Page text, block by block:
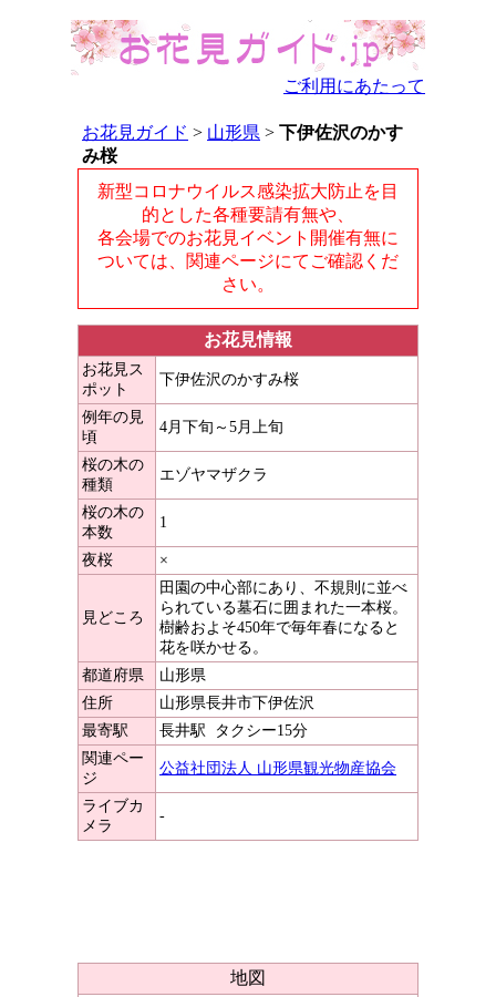
ご利用にあたって
お花見ガイド > 山形県 > 下伊佐沢のかす
み桜
新型コロナウイルス感染拡大防止を目
的とした各種要請有無や、
各会場でのお花見イベント開催有無に
ついては、関連ページにてご確認くだ
さい。
お花見情報
お花見ス
ポット
下伊佐沢のかすみ桜
例年の見
頃
4月下旬～5月上旬
桜の木の
種類
エゾヤマザクラ
桜の木の
本数
1
夜桜 ×
見どころ
田園の中心部にあり、不規則に並べ
られている墓石に囲まれた一本桜。
樹齢およそ450年で毎年春になると
花を咲かせる。
都道府県
山形県
住所
山形県長井市下伊佐沢
最寄駅
長井駅 タクシー15分
関連ペー
ジ
公益社団法人 山形県観光物産協会
ライブカ
メラ
-
地図